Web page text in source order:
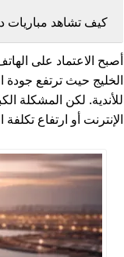
كيف تشاهد مباريات
أصبح الاعتماد على
الخليج حيث ترتفع
للأندية. لكن المشكلة
الإنترنت أو ارتفاع